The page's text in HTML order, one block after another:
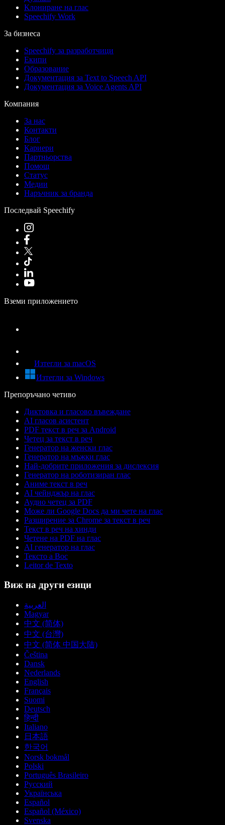
Клониране на глас
Speechify Work
За бизнеса
Speechify за разработчици
Екипи
Образование
Документация за Text to Speech API
Документация за Voice Agents API
Компания
За нас
Контакти
Блог
Кариери
Партньорства
Помощ
Статус
Медии
Наръчник за бранда
Последвай Speechify
Вземи приложението
Изтегли за macOS
Изтегли за Windows
Препоръчано четиво
Диктовка и гласово въвеждане
AI гласов асистент
PDF текст в реч за Android
Четец за текст в реч
Генератор на женски глас
Генератор на мъжки глас
Най-добрите приложения за дислексия
Генератор на роботизиран глас
Аниме текст в реч
AI чейнджър на глас
Аудио четец за PDF
Може ли Google Docs да ми чете на глас
Разширение за Chrome за текст в реч
Текст в реч на хинди
Четене на PDF на глас
AI генератор на глас
Тексто а Вос
Leitor de Texto
Виж на други езици
العربية
Magyar
中文 (简体)
中文 (台灣)
中文 (简体 中国大陆)
Čeština
Dansk
Nederlands
English
Français
Suomi
Deutsch
हिन्दी
Italiano
日本語
한국어
Norsk bokmål
Polski
Português Brasileiro
Русский
Українська
Español
Español (México)
Svenska